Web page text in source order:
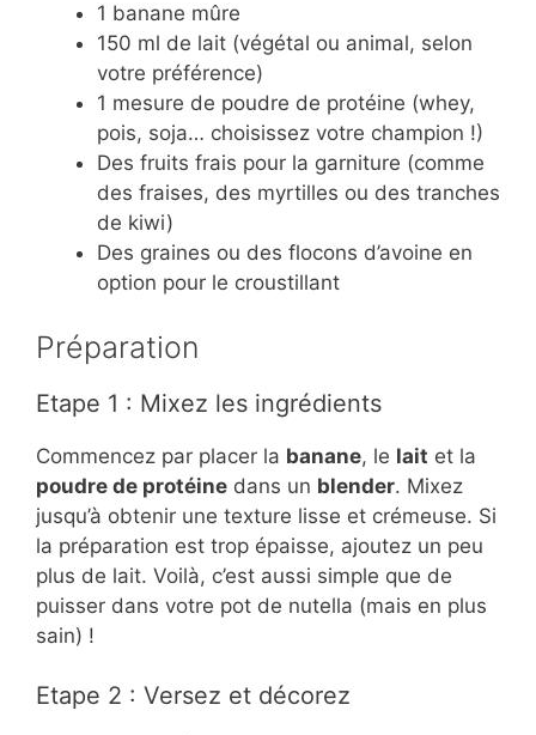
1 banane mûre
150 ml de lait (végétal ou animal, selon
votre préférence)
1 mesure de poudre de protéine (whey,
pois, soja… choisissez votre champion !)
Des fruits frais pour la garniture (comme
des fraises, des myrtilles ou des tranches
de kiwi)
Des graines ou des flocons d’avoine en
option pour le croustillant
Préparation
Etape 1 : Mixez les ingrédients
Commencez par placer la banane, le lait et la
poudre de protéine dans un blender. Mixez
jusqu’à obtenir une texture lisse et crémeuse. Si
la préparation est trop épaisse, ajoutez un peu
plus de lait. Voilà, c’est aussi simple que de
puisser dans votre pot de nutella (mais en plus
sain) !
Etape 2 : Versez et décorez